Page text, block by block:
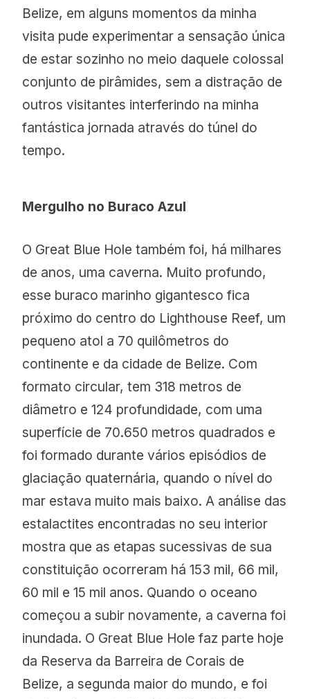
Belize, em alguns momentos da minha
visita pude experimentar a sensação única
de estar sozinho no meio daquele colossal
conjunto de pirâmides, sem a distração de
outros visitantes interferindo na minha
fantástica jornada através do túnel do
tempo.
Mergulho no Buraco Azul
O Great Blue Hole também foi, há milhares
de anos, uma caverna. Muito profundo,
esse buraco marinho gigantesco fica
próximo do centro do Lighthouse Reef, um
pequeno atol a 70 quilômetros do
continente e da cidade de Belize. Com
formato circular, tem 318 metros de
diâmetro e 124 profundidade, com uma
superfície de 70.650 metros quadrados e
foi formado durante vários episódios de
glaciação quaternária, quando o nível do
mar estava muito mais baixo. A análise das
estalactites encontradas no seu interior
mostra que as etapas sucessivas de sua
constituição ocorreram há 153 mil, 66 mil,
60 mil e 15 mil anos. Quando o oceano
começou a subir novamente, a caverna foi
inundada. O Great Blue Hole faz parte hoje
da Reserva da Barreira de Corais de
Belize, a segunda maior do mundo, e foi